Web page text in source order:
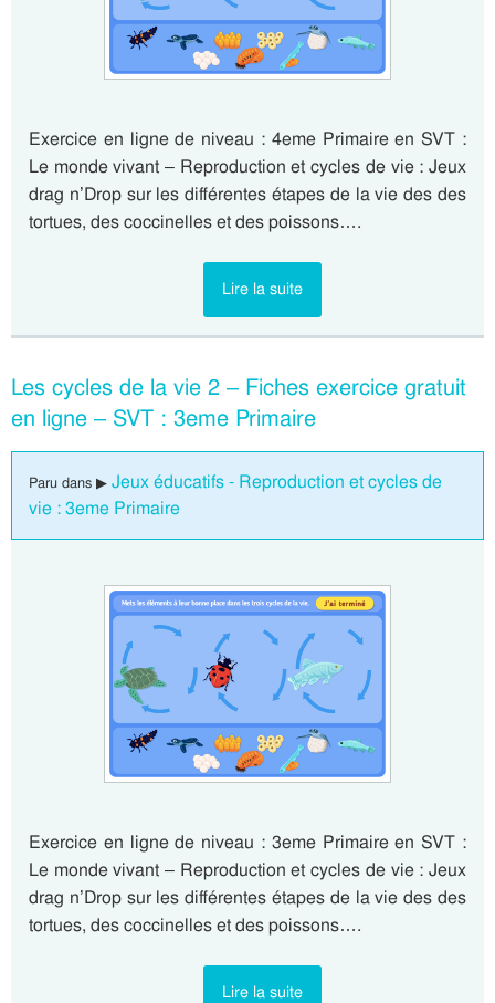
Exercice en ligne de niveau : 4eme Primaire en SVT :
Le monde vivant – Reproduction et cycles de vie : Jeux
drag n’Drop sur les différentes étapes de la vie des des
tortues, des coccinelles et des poissons….
Lire la suite
Les cycles de la vie 2 – Fiches exercice gratuit
en ligne – SVT : 3eme Primaire
Paru dans ▶ Jeux éducatifs - Reproduction et cycles de
vie : 3eme Primaire
Exercice en ligne de niveau : 3eme Primaire en SVT :
Le monde vivant – Reproduction et cycles de vie : Jeux
drag n’Drop sur les différentes étapes de la vie des des
tortues, des coccinelles et des poissons….
Lire la suite